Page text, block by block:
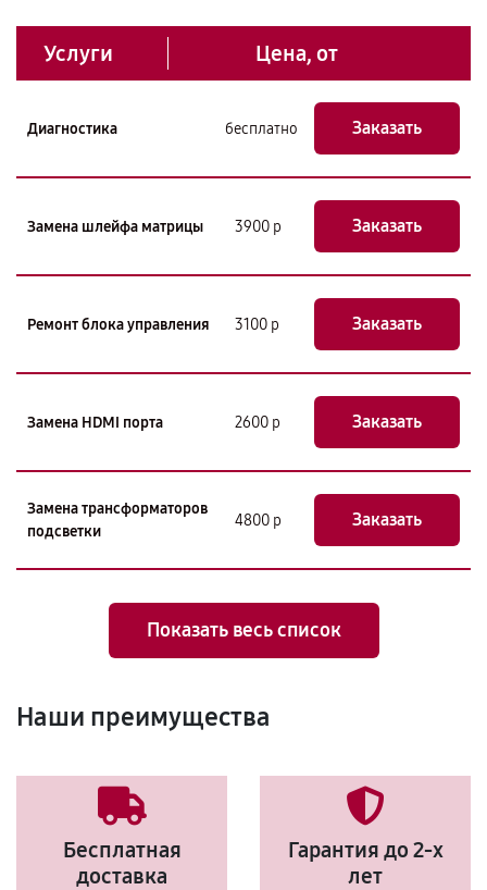
Услуги Цена, от
Диагностика бесплатно Заказать
Замена шлейфа матрицы 3900 р Заказать
Ремонт блока управления 3100 р Заказать
Замена HDMI порта 2600 р Заказать
Замена трансформаторов
подсветки
4800 р Заказать
Показать весь список
Наши преимущества
Бесплатная
доставка
Гарантия до 2-х
лет